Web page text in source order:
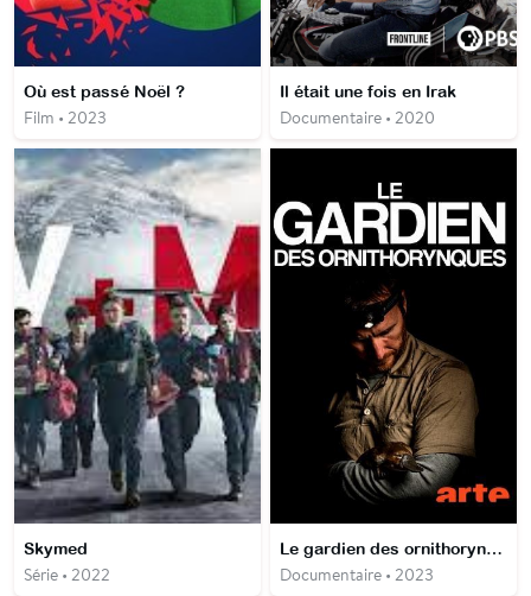
Où est passé Noël ?
Film • 2023
Il était une fois en Irak
Documentaire • 2020
Skymed
Série • 2022
Le gardien des ornithorynques
Documentaire • 2023